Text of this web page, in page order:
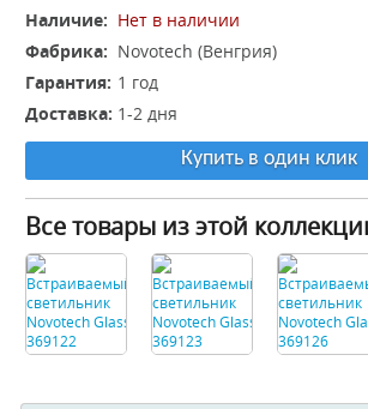
Наличие: Нет в наличии
Фабрика: Novotech (Венгрия)
Гарантия: 1 год
Доставка: 1-2 дня
Купить в один клик
Все товары из этой